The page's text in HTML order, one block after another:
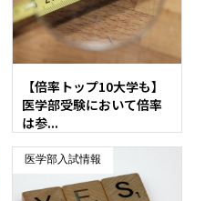
【倍率トップ10大学も】
医学部受験において倍率
は参...
医学部入試情報